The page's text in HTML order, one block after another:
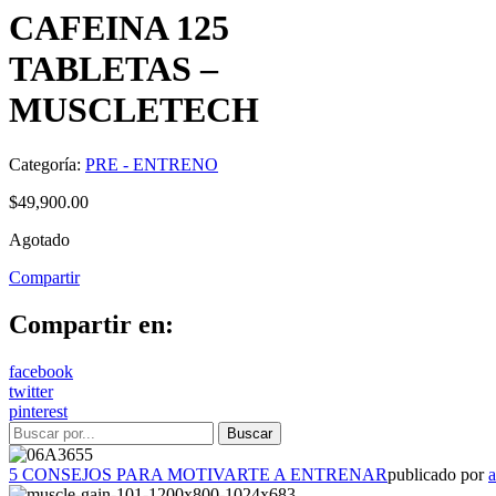
CAFEINA 125
TABLETAS –
MUSCLETECH
Categoría: PRE - ENTRENO
$49,900.00
Agotado
Compartir
Compartir en:
facebook
twitter
pinterest
5 CONSEJOS PARA MOTIVARTE A ENTRENARpublicado por